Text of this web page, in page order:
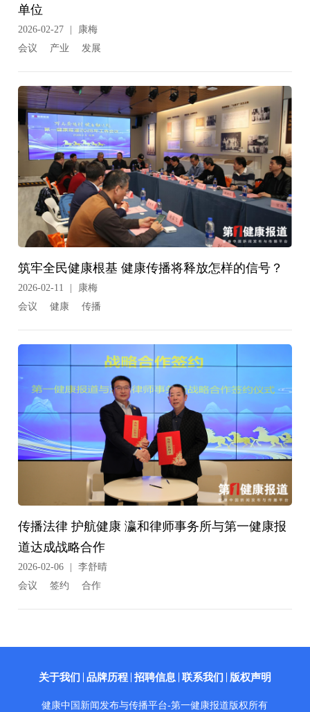
单位
2026-02-27
康梅
会议
产业 发展
筑牢全民健康根基 健康传播将释放怎样的信号？
2026-02-11
康梅
会议
健康 传播
传播法律 护航健康 瀛和律师事务所与第一健康报
道达成战略合作
2026-02-06
李舒晴
会议
签约 合作
关于我们 品牌历程 招聘信息 联系我们 版权声明
健康中国新闻发布与传播平台-第一健康报道版权所有